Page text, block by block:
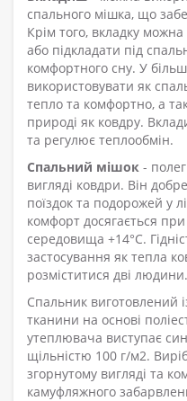
спального мішка, що
Крім того, вкладку
або підкладати під
комфортного сну. У
використовувати як
тепло та комфортно, а
природі як ковдру.
та регулює теплообмін.
Спальний мішок -
вигляді ковдри. Він
поїздок та подорожей у
комфорт досягається
середовища +14°C.
застосування як тепла
розміститися дві людини.
Спальник виготовлений
тканини на основі
утеплювача виступає
щільністю 100 г/м2.
згорнутому вигляді та
камуфляжного